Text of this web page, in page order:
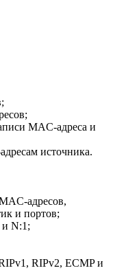
MAC-адреса и
источника.
адресов,
и портов;
N:1;
RIPv2, ECMP и